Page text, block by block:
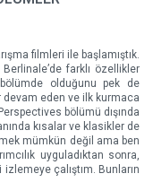
filmleri ile başlamıştık.
farklı özellikler
olduğunu pek de
devam eden ve ilk kurmaca
bölümü dışında
kısalar ve klasikler de
mümkün değil ama ben
uyguladıktan sonra,
çalıştım. Bunların